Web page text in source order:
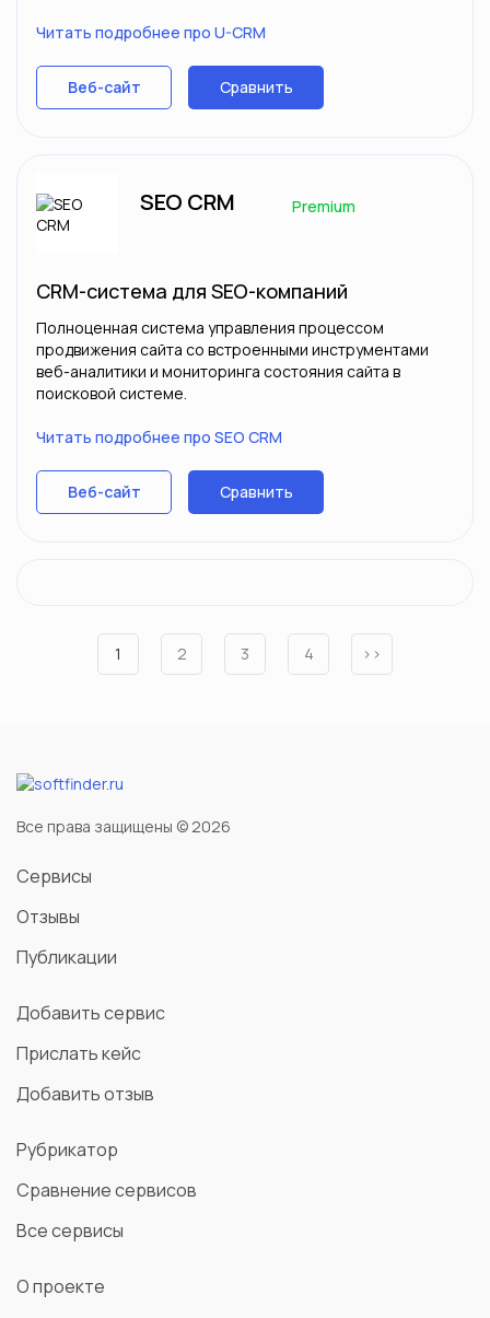
Читать подробнее про U-CRM
Веб-сайт Сравнить
SEO CRM Premium
CRM-система для SEO-компаний
Полноценная система управления процессом
продвижения сайта со встроенными инструментами
веб-аналитики и мониторинга состояния сайта в
поисковой системе.
Читать подробнее про SEO CRM
Веб-сайт Сравнить
1 2 3 4 ››
Все права защищены © 2026
Сервисы
Отзывы
Публикации
Добавить сервис
Прислать кейс
Добавить отзыв
Рубрикатор
Сравнение сервисов
Все сервисы
О проекте